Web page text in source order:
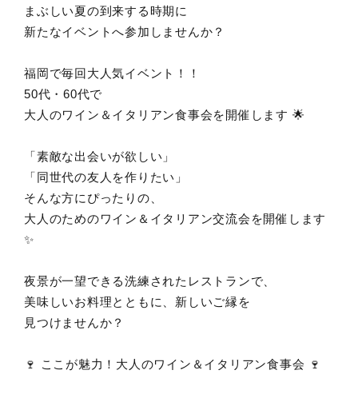
まぶしい夏の到来する時期に
新たなイベントへ参加しませんか？
福岡で毎回大人気イベント！！
50代・60代で
大人のワイン＆イタリアン食事会を開催します 🌟
「素敵な出会いが欲しい」
「同世代の友人を作りたい」
そんな方にぴったりの、
大人のためのワイン＆イタリアン交流会を開催します
✨
夜景が一望できる洗練されたレストランで、
美味しいお料理とともに、新しいご縁を
見つけませんか？
🍷 ここが魅力！大人のワイン＆イタリアン食事会 🍷